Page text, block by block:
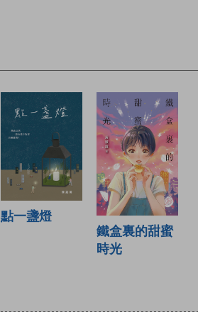
點一盞燈
鐵盒裏的甜蜜
時光